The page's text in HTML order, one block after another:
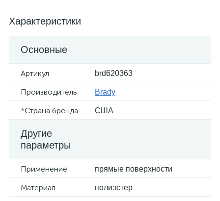
Характеристики
Основные
Артикул brd620363
Производитель Brady
*Страна бренда США
Другие
параметры
Применение прямые поверхности
Материал полиэстер